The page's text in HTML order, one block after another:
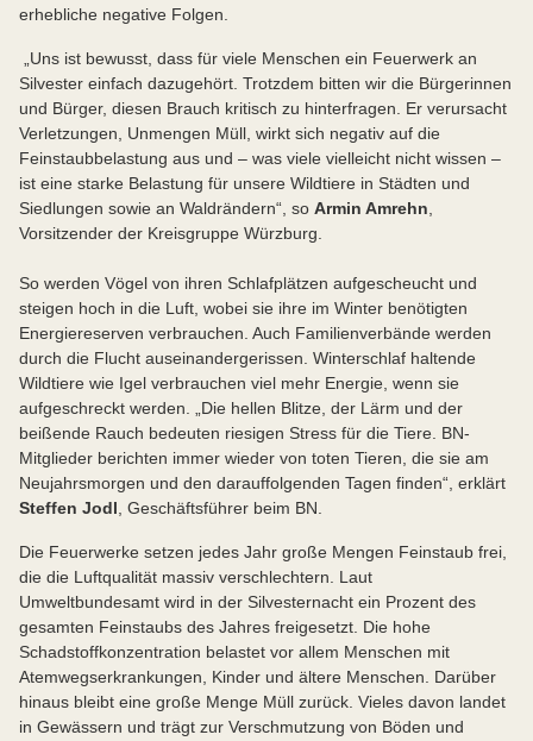
erhebliche negative Folgen.
„Uns ist bewusst, dass für viele Menschen ein Feuerwerk an
Silvester einfach dazugehört. Trotzdem bitten wir die Bürgerinnen
und Bürger, diesen Brauch kritisch zu hinterfragen. Er verursacht
Verletzungen, Unmengen Müll, wirkt sich negativ auf die
Feinstaubbelastung aus und – was viele vielleicht nicht wissen –
ist eine starke Belastung für unsere Wildtiere in Städten und
Siedlungen sowie an Waldrändern“, so Armin Amrehn
Vorsitzender der Kreisgruppe Würzburg.
So werden Vögel von ihren Schlafplätzen aufgescheucht und
steigen hoch in die Luft, wobei sie ihre im Winter benötigten
Energiereserven verbrauchen. Auch Familienverbände werden
durch die Flucht auseinandergerissen. Winterschlaf haltende
Wildtiere wie Igel verbrauchen viel mehr Energie, wenn sie
aufgeschreckt werden. „Die hellen Blitze, der Lärm und der
beißende Rauch bedeuten riesigen Stress für die Tiere. BN-
Mitglieder berichten immer wieder von toten Tieren, die sie am
Neujahrsmorgen und den darauffolgenden Tagen finden“, erklärt
Steffen Jodl , Geschäftsführer beim BN.
Die Feuerwerke setzen jedes Jahr große Mengen Feinstaub frei,
die die Luftqualität massiv verschlechtern. Laut
Umweltbundesamt wird in der Silvesternacht ein Prozent des
gesamten Feinstaubs des Jahres freigesetzt. Die hohe
Schadstoffkonzentration belastet vor allem Menschen mit
Atemwegserkrankungen, Kinder und ältere Menschen. Darüber
hinaus bleibt eine große Menge Müll zurück. Vieles davon landet
in Gewässern und trägt zur Verschmutzung von Böden und